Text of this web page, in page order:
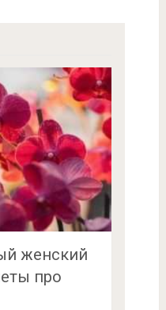
женский
про